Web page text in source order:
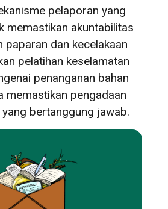
pelaporan yang
memastikan akuntabilitas
paparan dan kecelakaan
pelatihan keselamatan
penanganan bahan
memastikan pengadaan
bertanggung jawab.